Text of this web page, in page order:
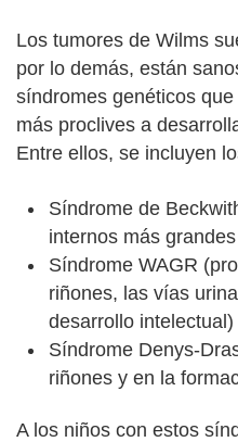
Los tumores de Wilms
por lo demás, están
síndromes genéticos
más proclives a
Entre ellos, se incluyen
Síndrome de
internos más
Síndrome WAGR
riñones, las vías
desarrollo intelectual)
Síndrome Denys-
riñones y en la
A los niños con estos